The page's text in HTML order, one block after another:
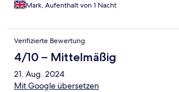
Mark, Aufenthalt von 1 Nacht
Verifizierte Bewertung
4/10 – Mittelmäßig
21. Aug. 2024
Mit Google übersetzen